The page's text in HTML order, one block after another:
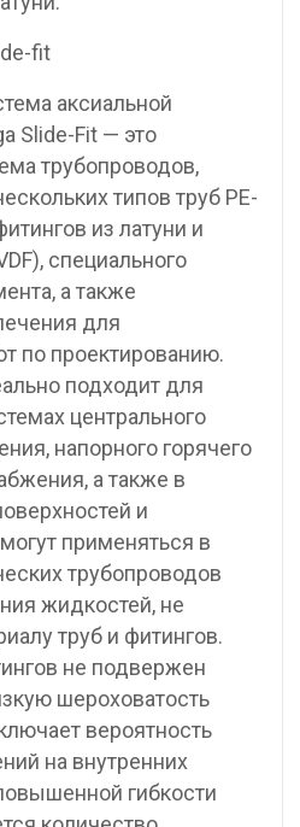
fit
аксиальной
Slide-Fit — это
трубопроводов,
типов труб PE-
из латуни и
специального
а также
для
по проектированию.
подходит для
центрального
напорного горячего
а также в
и
применяться в
трубопроводов
жидкостей, не
труб и фитингов.
не подвержен
шероховатость
вероятность
на внутренних
гибкости